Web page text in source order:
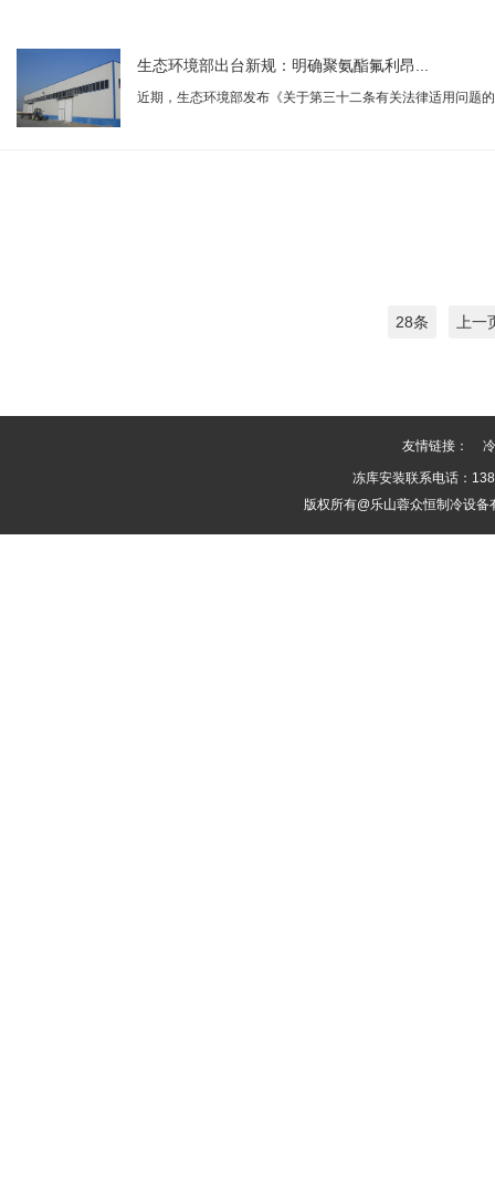
生态环境部出台新规：明确聚氨酯氟利昂...
近期，生态环境部发布《关于第三十二条有关法律适用问题
28条 上一
友情链接：
冻库安装联系电话：
版权所有@乐山蓉众恒制冷设